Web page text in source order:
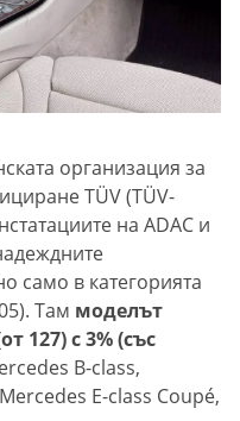
организация за
TÜV (TÜV-
на ADAC и
само в категорията
Там моделът
127) с 3% (със
B-class,
E-class Coupé,